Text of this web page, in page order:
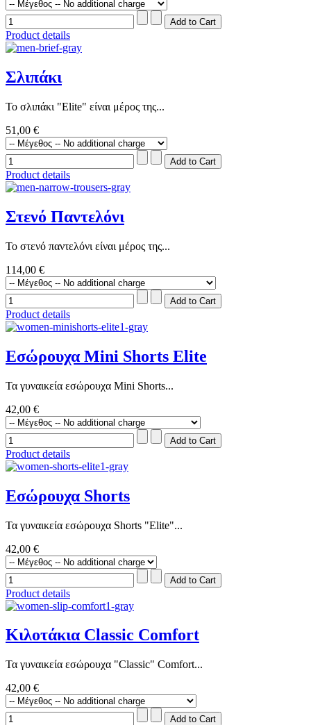
Product details
Σλιπάκι
Το σλιπάκι "Elite" είναι μέρος της...
51,00 €
Product details
Στενό Παντελόνι
Το στενό παντελόνι είναι μέρος της...
114,00 €
Product details
Εσώρουχα Mini Shorts Elite
Τα γυναικεία εσώρουχα Mini Shorts...
42,00 €
Product details
Εσώρουχα Shorts
Τα γυναικεία εσώρουχα Shorts "Elite"...
42,00 €
Product details
Κιλοτάκια Classic Comfort
Τα γυναικεία εσώρουχα "Classic" Comfort...
42,00 €